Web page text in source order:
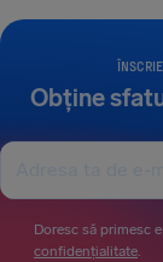
Obține
Doresc să primesc
confidențialitate.